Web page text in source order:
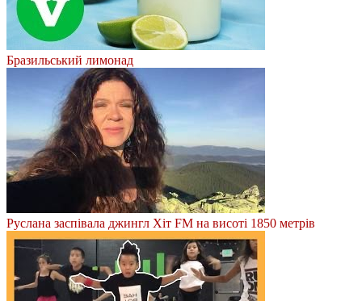
Бразильський лимонад
Руслана заспівала джингл Хіт FM на висоті 1850 метрів